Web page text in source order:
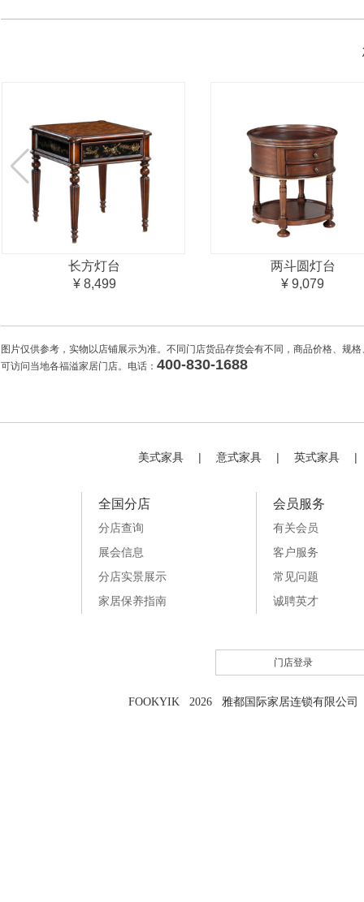
长方灯台
¥ 8,499
两斗圆灯台
¥ 9,079
图片仅供参考，实物以店铺展示为准。不同门店货品存货会有不同，商品价格、规
可访问当地各福溢家居门店。电话： 400-830-1688
美式家具 | 意式家具 | 英式家具 |
全国分店
分店查询
展会信息
分店实景展示
家居保养指南
会员服务
有关会员
客户服务
常见问题
诚聘英才
门店登录
FOOKYIK 2026 雅都国际家居连锁有限公司